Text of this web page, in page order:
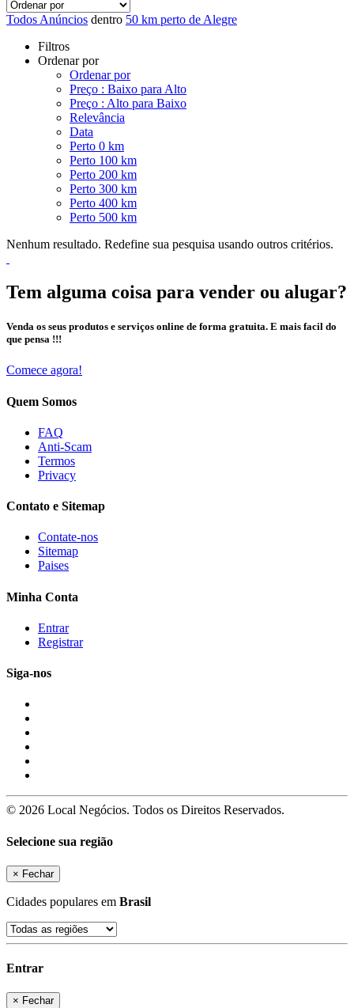
Todos Anúncios dentro 50 km perto de Alegre
Filtros
Ordenar por
Ordenar por
Preço : Baixo para Alto
Preço : Alto para Baixo
Relevância
Data
Perto 0 km
Perto 100 km
Perto 200 km
Perto 300 km
Perto 400 km
Perto 500 km
Nenhum resultado. Redefine sua pesquisa usando outros critérios.
Tem alguma coisa para vender ou alugar?
Venda os seus produtos e serviços online de forma gratuita. E mais facil do
que pensa !!!
Comece agora!
Quem Somos
FAQ
Anti-Scam
Termos
Privacy
Contato e Sitemap
Contate-nos
Sitemap
Paises
Minha Conta
Entrar
Registrar
Siga-nos
© 2026 Local Negócios. Todos os Direitos Reservados.
Selecione sua região
× Fechar
Cidades populares em Brasil
Entrar
× Fechar